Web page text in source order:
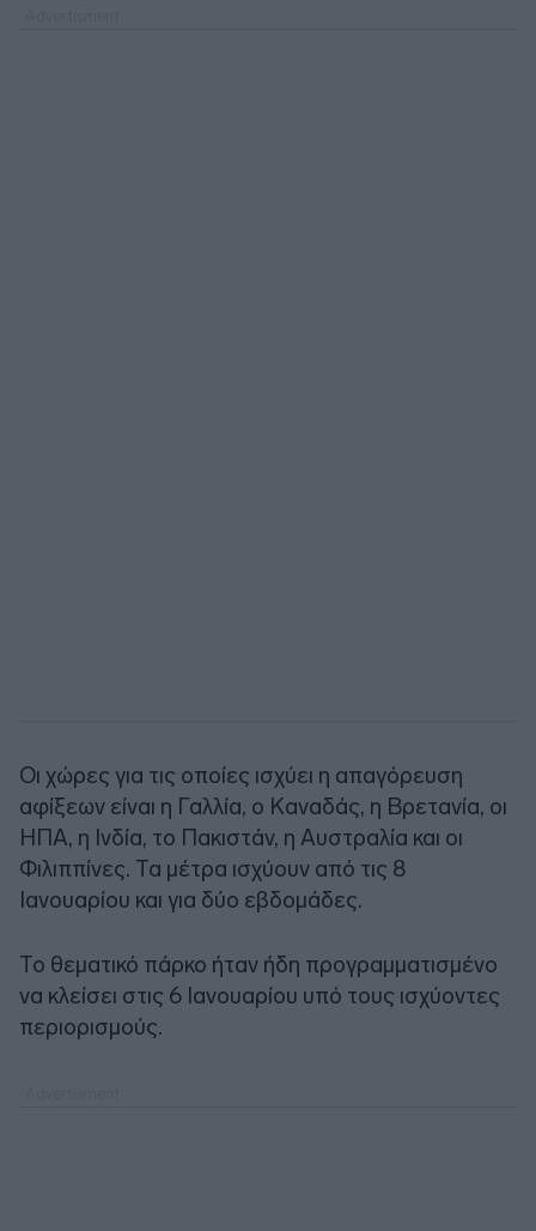
Οι χώρες για τις οποίες ισχύει η απαγόρευση
αφίξεων είναι η Γαλλία, ο Καναδάς, η Βρετανία, οι
ΗΠΑ, η Ινδία, το Πακιστάν, η Αυστραλία και οι
Φιλιππίνες. Τα μέτρα ισχύουν από τις 8
Ιανουαρίου και για δύο εβδομάδες.
Το θεματικό πάρκο ήταν ήδη προγραμματισμένο
να κλείσει στις 6 Ιανουαρίου υπό τους ισχύοντες
περιορισμούς.